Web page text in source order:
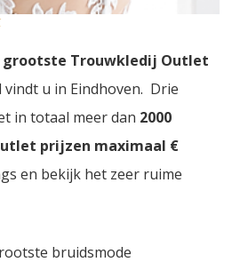
grootste Trouwkledij Outlet
vindt u in Eindhoven. Drie
in totaal meer dan 2000
prijzen maximaal €
en bekijk het zeer ruime
bruidsmode